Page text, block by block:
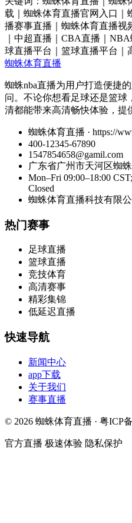
载｜蜘蛛体育直播官网入口｜
播赛事直播｜蜘蛛体育直播视
｜中超直播｜CBA直播｜
球直播平台｜篮球直播平台｜
蜘蛛体育直播
蜘蛛nba直播为用户打造便捷
问。不论你想看足球还是篮球
清都能带来高清畅快体验，提
蜘蛛体育直播 · https://
400-12345-67890
1547854658@gamil.com
广东省广州市天河区蜘
Mon–Fri 09:00–18:00
Closed
蜘蛛体育直播科技有限公
热门赛事
足球直播
篮球直播
竞技体育
高清赛事
精彩集锦
低延迟直播
快速导航
新闻中心
app下载
关于我们
赛事直播
© 2026 蜘蛛体育直播 · 粤ICP
官方直播 极速体验 隐私保护